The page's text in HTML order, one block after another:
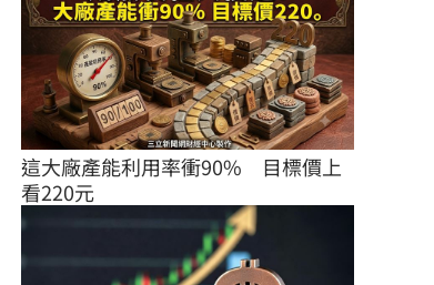
這大廠產能利用率衝90%　目標價上
看220元